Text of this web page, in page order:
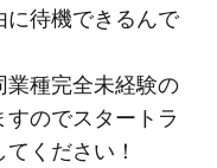
に待機できるんで
業種完全未経験の
のでスタートラ
ください！